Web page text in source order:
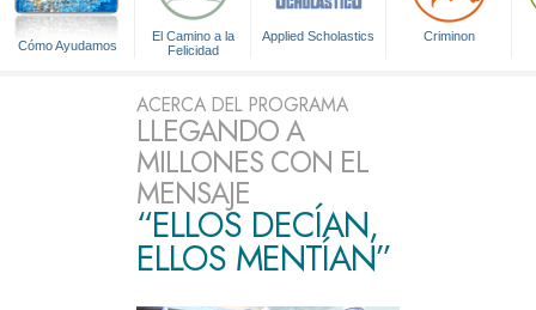
Cómo Ayudamos
El Camino a la
Felicidad
Applied Scholastics Criminon
ACERCA DEL PROGRAMA
LLEGANDO A
MILLONES CON EL
MENSAJE
“ELLOS DECÍAN,
ELLOS MENTÍAN”